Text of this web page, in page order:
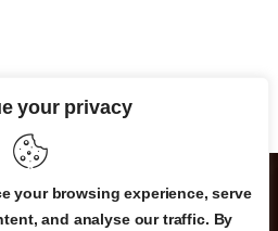
your privacy
your browsing experience, serve
and analyse our traffic. By